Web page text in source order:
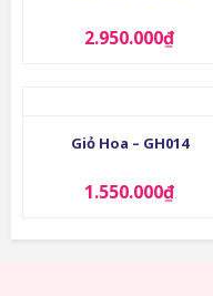
2.950.000₫
Giỏ Hoa – GH014
1.550.000₫